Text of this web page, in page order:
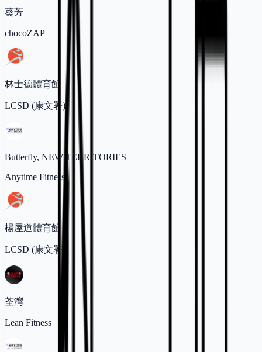
葵芳
chocoZAP
林士德體育館
LCSD (康文署)
Butterfly, NEW TERRITORIES
Anytime Fitness
楊屋道體育館
LCSD (康文署)
荃灣
Lean Fitness